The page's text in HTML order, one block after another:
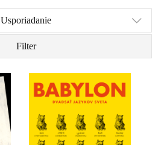
Usporiadanie
Filter
​Ako sa môžete čo
najefektívnejšie naučiť po
nemčina najväčším
čudákom spomedzi